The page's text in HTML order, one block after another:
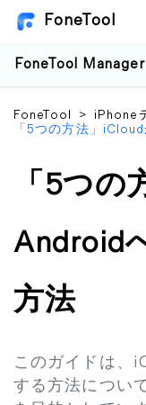
FoneTool
FoneTool Manager
FoneTool > iPhone
「5つの方法」
「5つの
Android
方法
このガイドは、
する方法につい